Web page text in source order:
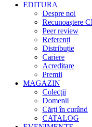
EDITURA
Despre noi
Recunoaștere
Peer review
Referenți
Distribuție
Cariere
Acreditare
Premii
MAGAZIN
Colecții
Domenii
Cărţi în curând
CATALOG